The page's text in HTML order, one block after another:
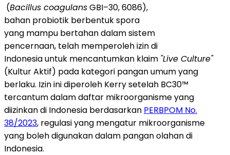
(Bacillus coagulansGBI–30, 6086),
bahan probiotik berbentuk spora
yang mampu bertahan dalam sistem
pencernaan, telah memperoleh izin di
Indonesia untuk mencantumkan klaim "Live Culture"
(Kultur Aktif) pada kategori pangan umum yang
berlaku. Izin ini diperoleh Kerry setelah BC30™
tercantum dalam daftar mikroorganisme yang
diizinkan di Indonesia berdasarkan PERBPOM No.
38/2023, regulasi yang mengatur mikroorganisme
yang boleh digunakan dalam pangan olahan di
Indonesia.